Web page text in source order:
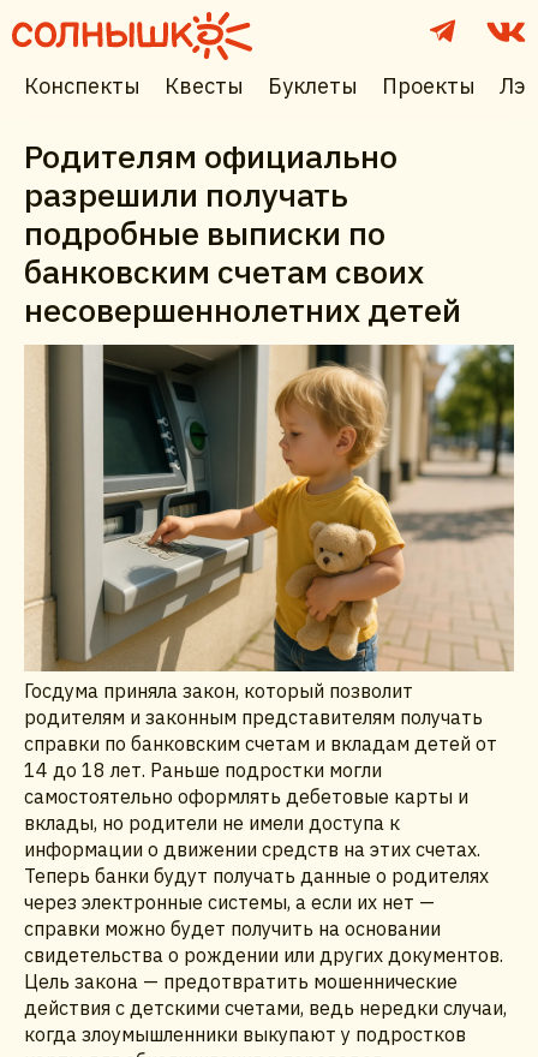
Конспекты Квесты Буклеты Проекты
Родителям официально
разрешили получать
подробные выписки по
банковским счетам своих
несовершеннолетних детей
Госдума приняла закон, который позволит
родителям и законным представителям получать
справки по банковским счетам и вкладам детей от
14 до 18 лет. Раньше подростки могли
самостоятельно оформлять дебетовые карты и
вклады, но родители не имели доступа к
информации о движении средств на этих счетах.
Теперь банки будут получать данные о родителях
через электронные системы, а если их нет —
справки можно будет получить на основании
свидетельства о рождении или других документов.
Цель закона — предотвратить мошеннические
действия с детскими счетами, ведь нередки случаи,
когда злоумышленники выкупают у подростков